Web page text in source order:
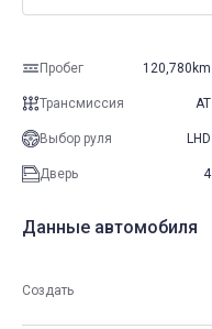
Пробег 120,780km
Трансмиссия AT
Выбор руля LHD
Дверь 4
Данные автомобиля
Создать